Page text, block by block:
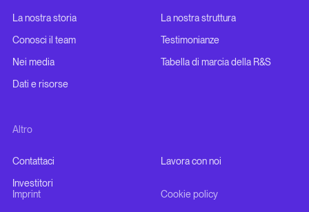
La nostra storia
La nostra struttura
Conosci il team
Testimonianze
Nei media
Tabella di marcia della R&S
Dati e risorse
Altro
Contattaci
Lavora con noi
Investitori
Imprint
Cookie policy